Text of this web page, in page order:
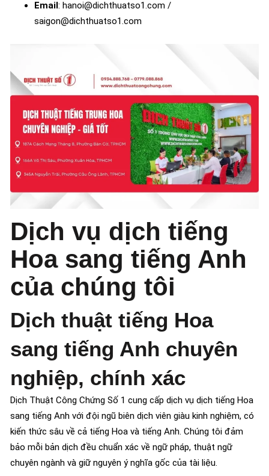
Email: hanoi@dichthuatso1.com /
saigon@dichthuatso1.com
Dịch vụ dịch tiếng
Hoa sang tiếng Anh
của chúng tôi
Dịch thuật tiếng Hoa
sang tiếng Anh chuyên
nghiệp, chính xác
Dịch Thuật Công Chứng Số 1 cung cấp dịch vụ dịch tiếng Hoa
sang tiếng Anh với đội ngũ biên dịch viên giàu kinh nghiệm, có
kiến thức sâu về cả tiếng Hoa và tiếng Anh. Chúng tôi đảm
bảo mỗi bản dịch đều chuẩn xác về ngữ pháp, thuật ngữ
chuyên ngành và giữ nguyên ý nghĩa gốc của tài liệu.